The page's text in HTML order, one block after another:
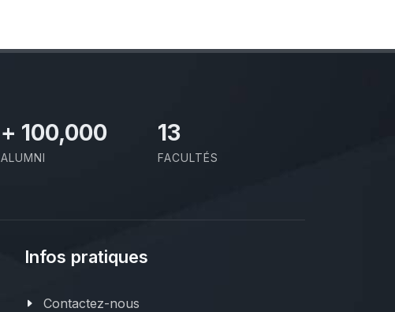
+ 100,000
ALUMNI
13
FACULTÉS
Infos pratiques
Contactez-nous